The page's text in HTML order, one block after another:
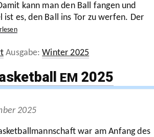
kann man den Ball fangen und
ist es, den Ball ins Tor zu werfen. Der
Schlagwörter
Winter 2025
EM 2025
2025
war am Anfang des